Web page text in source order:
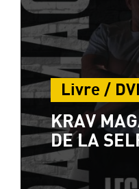
Livre /
KRAV
DE LA